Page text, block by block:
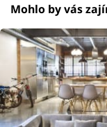
Mohlo by vás